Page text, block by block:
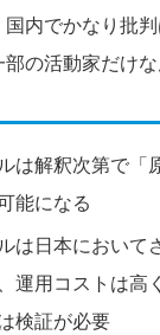
内でかなり批判
の活動家だけな
は解釈次第で「
能になる
は日本において
運用コストは高
検証が必要